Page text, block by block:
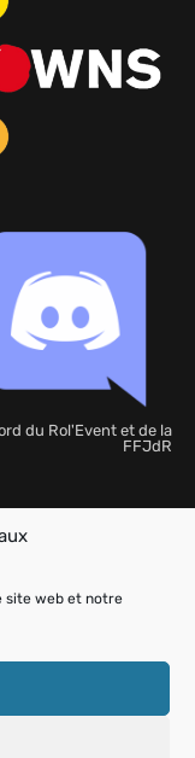
site web et notre
du Rol'Event et de la
FFJdR